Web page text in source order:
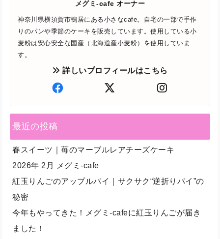
メグミ-cafe オーナー
神奈川県横須賀市鴨居にある小さなcafe。自宅の一部で手作
りのパンや季節のケーキを販売しています。使用している小
麦粉は安心安全な国産（北海道産小麦粉）を使用していま
す。
詳しいプロフィールはこちら
最近の投稿
春スイーツ｜苺のマーブルレアチーズケーキ
2026年 2月 メグミ-cafe
紅玉りんごのアップルパイ｜サクサク“逆折りパイ”の
秘密
今年もやってきた！メグミ-cafeに紅玉りんごが届き
ました！